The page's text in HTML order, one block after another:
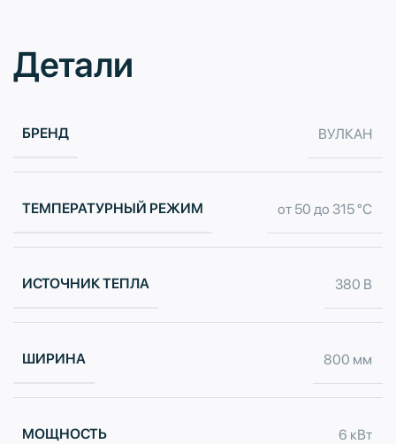
Детали
БРЕНД ВУЛКАН
ТЕМПЕРАТУРНЫЙ РЕЖИМ от 50 до 315 °С
ИСТОЧНИК ТЕПЛА 380 В
ШИРИНА 800 мм
МОЩНОСТЬ 6 кВт